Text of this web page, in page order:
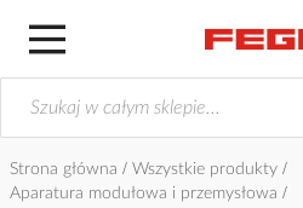
Strona główna
Wszystkie produkty
Aparatura modułowa i przemysłowa